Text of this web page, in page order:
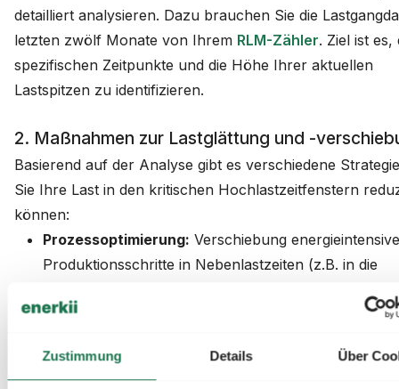
Zustimmung Details Über
detailliert analysieren. Dazu brauchen Sie die
letzten zwölf Monate von Ihrem RLM-Zähler. Ziel ist es,
spezifischen Zeitpunkte und die Höhe Ihrer aktuellen
Lastspitzen zu identifizieren.
2. Maßnahmen zur Lastglättung und -
Basierend auf der Analyse gibt es verschiedene
Sie Ihre Last in den kritischen Hochlastzeitfenstern
können:
Prozessoptimierung: Verschiebung
Produktionsschritte in Nebenlastzeiten (z.B. in die
Einsatz von Speichern:
Nutzung von
Hochlastfenster zu laden und diesen dann zu